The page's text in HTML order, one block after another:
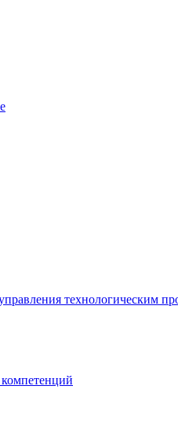
технологическим